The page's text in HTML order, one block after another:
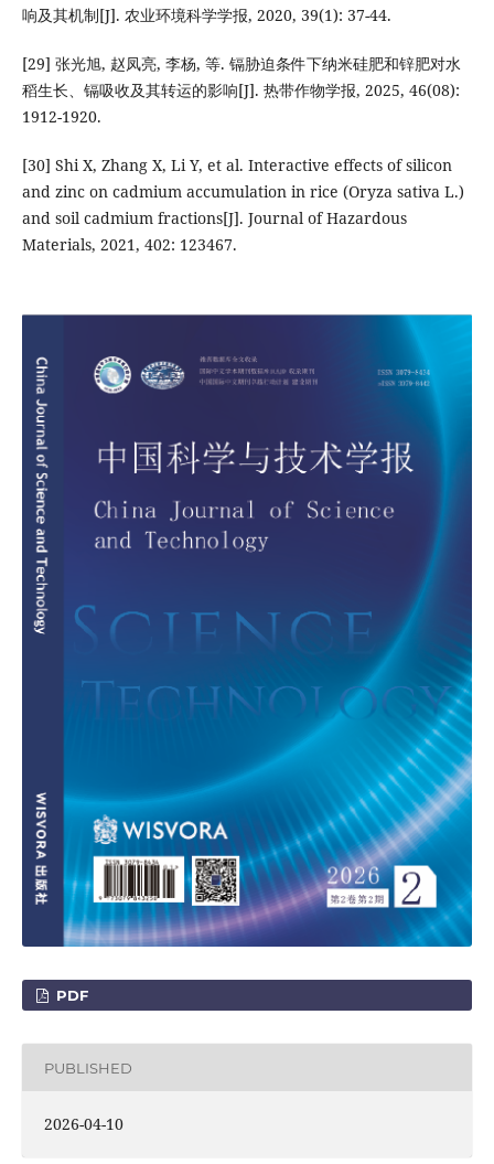
响及其机制[J]. 农业环境科学学报, 2020, 39(1): 37-44.
[29] 张光旭, 赵凤亮, 李杨, 等. 镉胁迫条件下纳米硅肥和锌肥对水
稻生长、镉吸收及其转运的影响[J]. 热带作物学报, 2025, 46(08):
1912-1920.
[30] Shi X, Zhang X, Li Y, et al. Interactive effects of silicon
and zinc on cadmium accumulation in rice (Oryza sativa L.)
and soil cadmium fractions[J]. Journal of Hazardous
Materials, 2021, 402: 123467.
PDF
PUBLISHED
2026-04-10